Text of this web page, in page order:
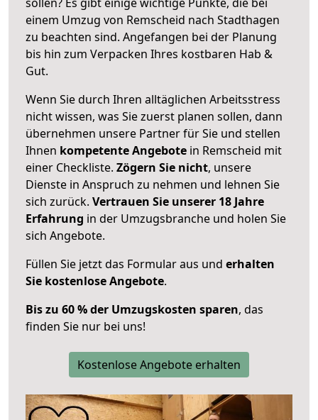
einem Umzug von Remscheid nach Stadthagen
zu beachten sind. Angefangen bei der Planung
bis hin zum Verpacken Ihres kostbaren Hab &
Gut.
Wenn Sie durch Ihren alltäglichen Arbeitsstress
nicht wissen, was Sie zuerst planen sollen, dann
übernehmen unsere Partner für Sie und stellen
Ihnen kompetente Angebote in Remscheid mit
einer Checkliste. Zögern Sie nicht, unsere
Dienste in Anspruch zu nehmen und lehnen Sie
sich zurück. Vertrauen Sie unserer 18 Jahre
Erfahrung in der Umzugsbranche und holen Sie
sich Angebote.
Füllen Sie jetzt das Formular aus und erhalten
Sie kostenlose Angebote.
Bis zu 60 % der Umzugskosten sparen, das
finden Sie nur bei uns!
Kostenlose Angebote erhalten